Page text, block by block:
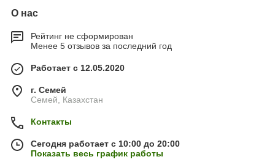
О нас
Рейтинг не сформирован
Менее 5 отзывов за последний год
Работает с 12.05.2020
г. Семей
Семей, Казахстан
Контакты
Сегодня работает с 10:00 до 20:00
Показать весь график работы